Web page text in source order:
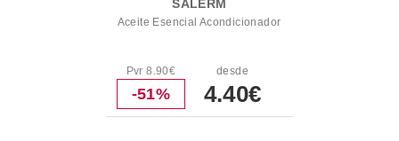
SALERM
Aceite Esencial Acondicionador
Pvr 8.90€
-51%
desde
4.40€